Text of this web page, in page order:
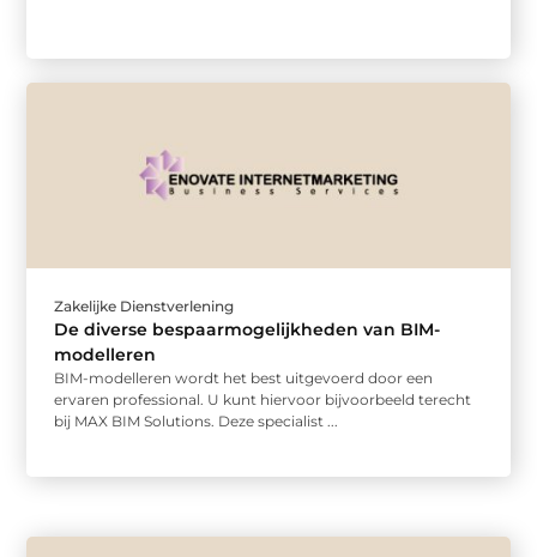
Zakelijke Dienstverlening
De diverse bespaarmogelijkheden van BIM-
modelleren
BIM-modelleren wordt het best uitgevoerd door een
ervaren professional. U kunt hiervoor bijvoorbeeld terecht
bij MAX BIM Solutions. Deze specialist ...